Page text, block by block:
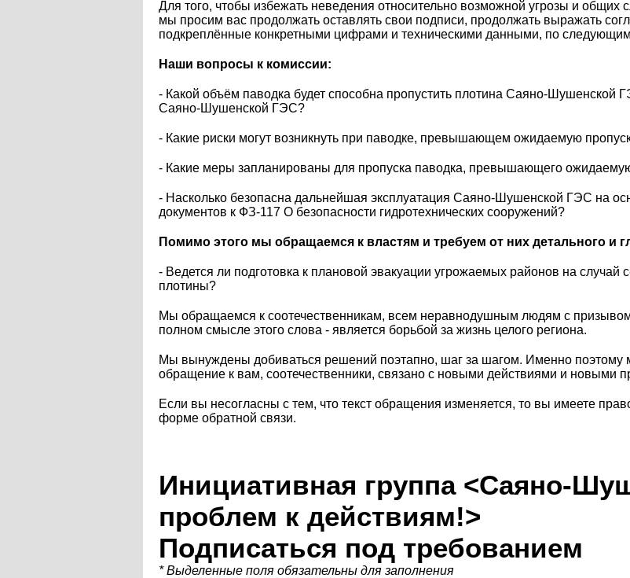
Для того, чтобы избежать неведения относительно возможной угрозы и общих
мы просим вас продолжать оставлять свои подписи, продолжать выражать
подкреплённые конкретными цифрами и техническими данными, по
Наши вопросы к комиссии:
- Какой объём паводка будет способна пропустить плотина Саяно-Шушенской
Саяно-Шушенской ГЭС?
- Какие риски могут возникнуть при паводке, превышающем ожидаемую
- Какие меры запланированы для пропуска паводка, превышающего
- Насколько безопасна дальнейшая эксплуатация Саяно-Шушенской ГЭС на
документов к ФЗ-117 О безопасности гидротехнических сооружений?
Помимо этого мы обращаемся к властям и требуем от них детального и
- Ведется ли подготовка к плановой эвакуации угрожаемых районов на случай
плотины?
Мы обращаемся к соотечественникам, всем неравнодушным людям с
полном смысле этого слова - является борьбой за жизнь целого региона.
Мы вынуждены добиваться решений поэтапно, шаг за шагом. Именно поэтому
обращение к вам, соотечественники, связано с новыми действиями и новыми
Если вы несогласны с тем, что текст обращения изменяется, то вы имеете
форме обратной связи.
Инициативная группа <Саяно-
проблем к действиям!>
Подписаться под требованием
* Выделенные поля обязательны для заполнения